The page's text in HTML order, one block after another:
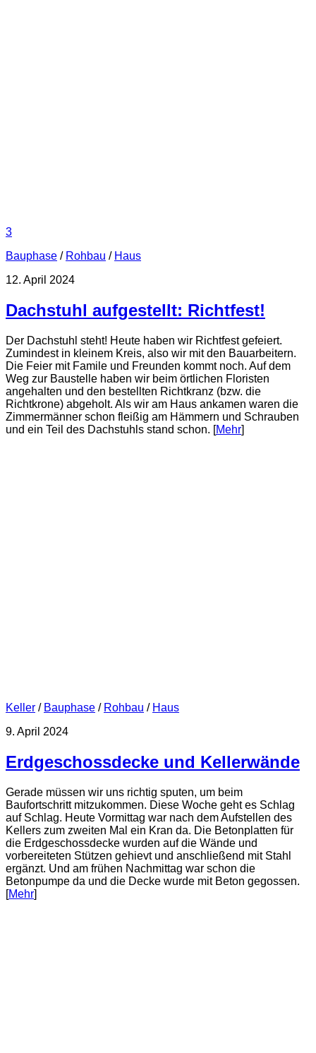
3
Bauphase / Rohbau / Haus
12. April 2024
Dachstuhl aufgestellt: Richtfest!
Der Dachstuhl steht! Heute haben wir Richtfest gefeiert.
Zumindest in kleinem Kreis, also wir mit den Bauarbeitern.
Die Feier mit Famile und Freunden kommt noch. Auf dem
Weg zur Baustelle haben wir beim örtlichen Floristen
angehalten und den bestellten Richtkranz (bzw. die
Richtkrone) abgeholt. Als wir am Haus ankamen waren die
Zimmermänner schon fleißig am Hämmern und Schrauben
und ein Teil des Dachstuhls stand schon. [Mehr]
Keller / Bauphase / Rohbau / Haus
9. April 2024
Erdgeschossdecke und Kellerwände
Gerade müssen wir uns richtig sputen, um beim
Baufortschritt mitzukommen. Diese Woche geht es Schlag
auf Schlag. Heute Vormittag war nach dem Aufstellen des
Kellers zum zweiten Mal ein Kran da. Die Betonplatten für
die Erdgeschossdecke wurden auf die Wände und
vorbereiteten Stützen gehievt und anschließend mit Stahl
ergänzt. Und am frühen Nachmittag war schon die
Betonpumpe da und die Decke wurde mit Beton gegossen.
[Mehr]